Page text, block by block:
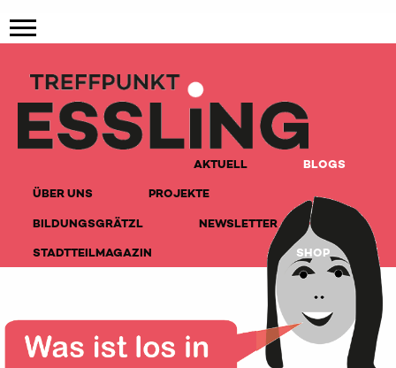
AKTUELL
BLOGS
ÜBER UNS
PROJEKTE
BILDUNGSGRÄTZL
NEWSLETTER
STADTTEILMAGAZIN
SHOP